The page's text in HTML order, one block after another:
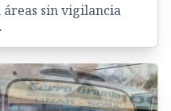
áreas sin vigilancia